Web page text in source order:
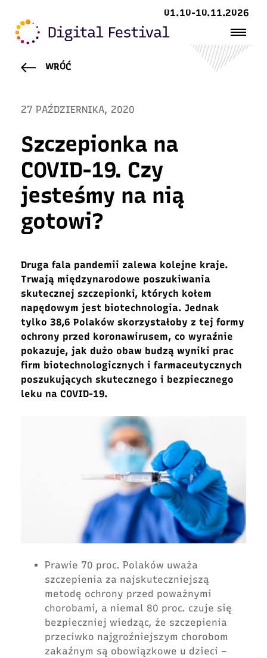
01.10-10.11.2026
WRÓĆ
27 PAŹDZIERNIKA, 2020
Szczepionka na
COVID-19. Czy
jesteśmy na nią
gotowi?
Druga fala pandemii zalewa kolejne kraje.
Trwają międzynarodowe poszukiwania
skutecznej szczepionki, których kołem
napędowym jest biotechnologia. Jednak
tylko 38,6 Polaków skorzystałoby z tej formy
ochrony przed koronawirusem, co wyraźnie
pokazuje, jak dużo obaw budzą wyniki prac
firm biotechnologicznych i farmaceutycznych
poszukujących skutecznego i bezpiecznego
leku na COVID-19.
Prawie 70 proc. Polaków uważa
szczepienia za najskuteczniejszą
metodę ochrony przed poważnymi
chorobami, a niemal 80 proc. czuje się
bezpieczniej wiedząc, że szczepienia
przeciwko najgroźniejszym chorobom
zakaźnym są obowiązkowe u dzieci –